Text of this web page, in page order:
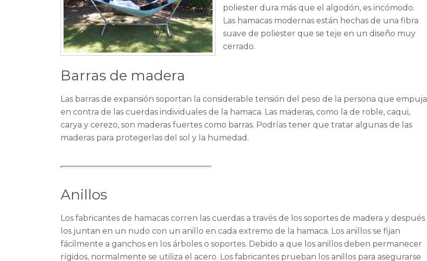
poliester dura más que el algodón, es incómodo.
Las hamacas modernas están hechas de una fibra
suave de poliester que se teje en un diseño muy
cerrado.
Barras de madera
Las barras de expansión soportan la considerable tensión del peso de la persona que empuja
en contra de las cuerdas individuales de la hamaca. Las maderas, como la de roble, caqui,
carya y cerezo, son maderas fuertes como barras. Podrías tener que tratar algunas de las
maderas para protegerlas del sol y la humedad.
Anillos
Los fabricantes de hamacas corren las cuerdas a través de los soportes de madera y después
los juntan en un nudo con un anillo en cada extremo de la hamaca. Los anillos se fijan
fácilmente a ganchos en los árboles o soportes. Debido a que los anillos deben permanecer
rígidos, normalmente se utiliza el acero. Los fabricantes prueban los anillos para asegurarse